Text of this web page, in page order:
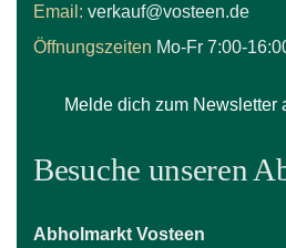
Email: verkauf@vosteen.de
Öffnungszeiten Mo-Fr 7:00-
Melde dich zum Newsletter
Besuche unseren
Abholmarkt Vosteen